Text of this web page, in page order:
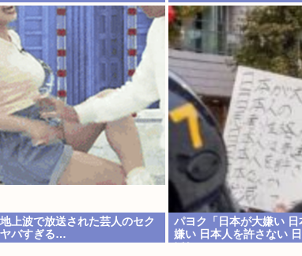
地上波で放送された芸人のセク
バすぎる…
パヨク「日本が大嫌い
嫌い 日本人を許さない